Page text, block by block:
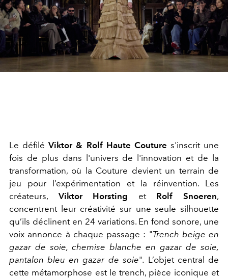
Le défiléViktor & Rolf Haute Couture s'inscrit une
fois de plus dans l'univers de l'innovation et de la
transformation, où la Couture devient un terrain de
jeu pour l’expérimentation et la réinvention. Les
créateurs, Viktor Horsting etRolf Snoeren,
concentrent leur créativité sur une seule silhouette
qu’ils déclinent en 24 variations. En fond sonore, une
voix annonce à chaque passage : "Trench beige en
gazar de soie, chemise blanche en gazar de soie,
pantalon bleu en gazar de soie". L’objet central de
cette métamorphose est le trench, pièce iconique et